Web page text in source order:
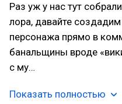
Раз уж у нас тут
лора, давайте создадим
персонажа прямо в
банальщины вроде
с му…
Показать полностью